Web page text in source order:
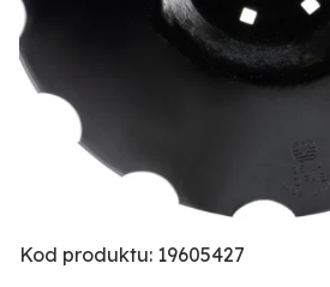
Kod produktu: 19605427